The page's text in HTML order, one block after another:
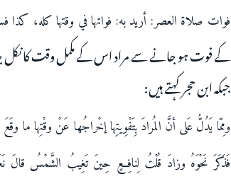
فوات صلاة العصر: أريد به: فواتها في وقتها كله، كذا
کے فوت ہو جانے سے مراد اس کے مکمل وقت کا نکل
جبکہ ابن حجر کہتے ہیں:
ومِمّا يَدُلُّ عَلى أنَّ المُرادَ بِتَفْوِيتِها إخْراجُها عَنْ وقْتِها
فَذَكَرَ نَحْوَهُ وزادَ قُلْتُ لِنافِعٍ حِينَ تَغِيبُ الشَّمْسُ قالَ